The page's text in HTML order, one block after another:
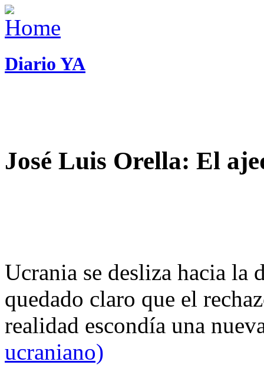
Diario YA
José Luis Orella: El
Ucrania se desliza hacia
quedado claro que el
realidad escondía una
ucraniano)